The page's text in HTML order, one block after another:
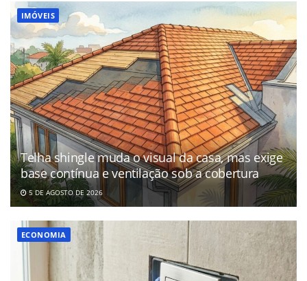
IMÓVEIS
Telha shingle muda o visual da casa, mas exige
base contínua e ventilação sob a cobertura
5 DE AGOSTO DE 2026
ECONOMIA